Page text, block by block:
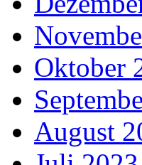
Oktober
August